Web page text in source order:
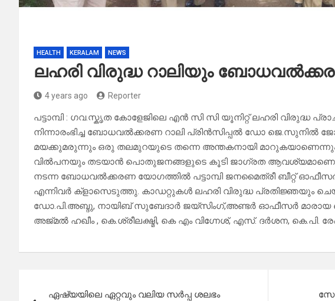
HEALTH KERALAM NEWS
ലഹരി വിരുദ്ധ റാലിയും
4 years ago Reporter
പട്ടാമ്പി : ഗവ.സ്കൃത കോളേജിലെ എൻ സി സി യൂനിറ്റ് ലഹരി വിരുദ്ധ
നിന്നാരംഭിച്ച ബോധവൽക്കരണ റാലി പ്രിൻസിപ്പൽ ഡോ ജെ.സുനിൽ
മയക്കുമരുന്നും ഒരു തലമുറയുടെ തന്നെ അന്തകനായി
വിൽപനയും തടയാൻ പൊതുജനങ്ങളുടെ കൂടി ജാഗ്രത
നടന്ന ബോധവൽക്കരണ യോഗത്തിൽ പട്ടാമ്പി ജനമൈത്രീ ബീറ്റ്
എന്നിവർ ക്ളാസെടുത്തു. കാഡറ്റുകൾ ലഹരി വിരുദ്ധ പ്രതിജ്ഞയും
ഡോ.പി.അബ്ദു, നായിബ് സുബേദാർ ജയ്സിംഗ്,അണ്ടർ ഓഫീസർ മാരായ
അജ്മൽ ഹഖീം , കെ.ശ്രീലക്ഷ്മി, കെ എം വിഗ്നേശ്, എസ്. ദർശന, കെ.പി.
ഏഷ്യയിലെ ഏറ്റവും വലിയ സർപ്പ ശലഭം